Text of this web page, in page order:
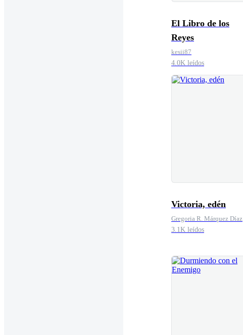
El Libro de los
Reyes
kesii87
4.0K leídos
Victoria, edén
Gregoria R. Márquez Díaz
3.1K leídos